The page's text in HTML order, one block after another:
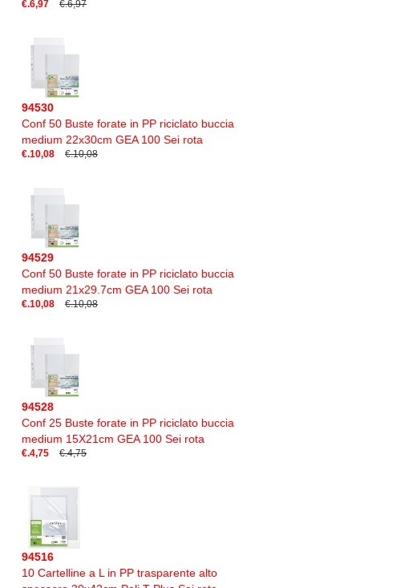
€.6,97 €.6,97
94530
Conf 50 Buste forate in PP riciclato buccia
medium 22x30cm GEA 100 Sei rota
€.10,08 €.10,08
94529
Conf 50 Buste forate in PP riciclato buccia
medium 21x29.7cm GEA 100 Sei rota
€.10,08 €.10,08
94528
Conf 25 Buste forate in PP riciclato buccia
medium 15X21cm GEA 100 Sei rota
€.4,75 €.4,75
94516
10 Cartelline a L in PP trasparente alto